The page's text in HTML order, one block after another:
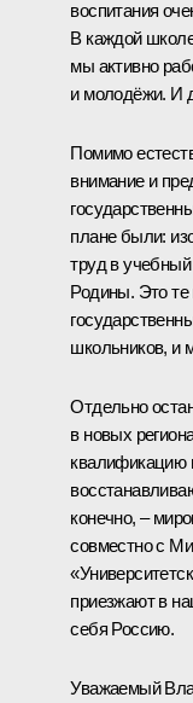
воспитания
В каждой
мы активно
и молодёжи. И
Помимо
внимание и
плане были:
труд в
Родины. Это те
школьников, и
Отдельно
в новых
квалификацию
конечно, –
совместно с
приезжают в
себя Россию.
Уважаемый